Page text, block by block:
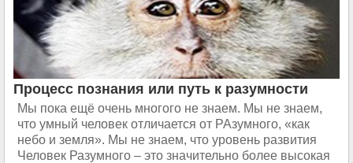
Процесс познания или путь к разумности
Мы пока ещё очень многого не знаем. Мы не знаем,
что умный человек отличается от РАзумного, «как
небо и земля». Мы не знаем, что уровень развития
Человек Разумного – это значительно более высокая